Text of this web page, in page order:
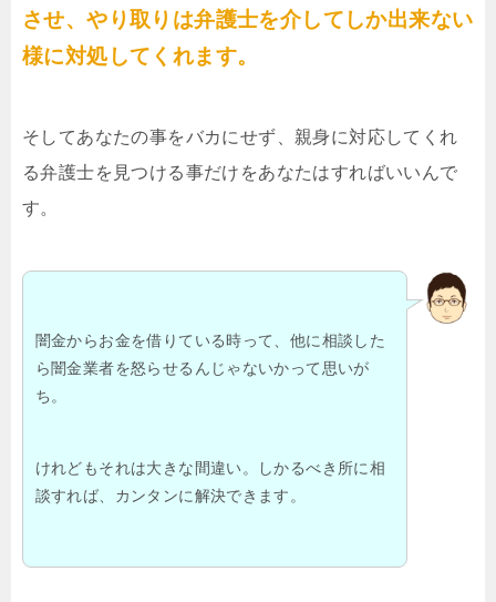
させ、やり取りは弁護士を介してしか出来ない
様に対処してくれます。
そしてあなたの事をバカにせず、親身に対応してくれ
る弁護士を見つける事だけをあなたはすればいいんで
す。
闇金からお金を借りている時って、他に相談した
ら闇金業者を怒らせるんじゃないかって思いが
ち。
けれどもそれは大きな間違い。しかるべき所に相
談すれば、カンタンに解決できます。